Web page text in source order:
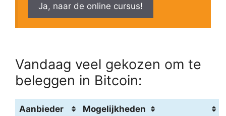
Ja, naar de online cursus!
Vandaag veel gekozen om te
beleggen in Bitcoin:
Aanbieder Mogelijkheden